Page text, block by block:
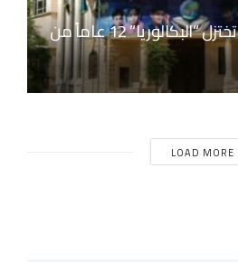
كابوس النتائج.. حين تختزل “البكالوريا” 12 عاماً من
LOAD MORE